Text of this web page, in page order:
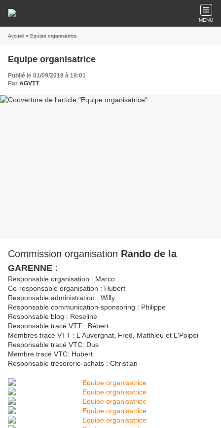
MENU
Accueil » Equipe organisatrice
Equipe organisatrice
Publié le 01/09/2018 à 19:01
Par AGVTT
Commission organisation Rando de la
GARENNE :
Responsable organisation : Marco
Co-responsable organisation : Hubert
Responsable administration : Willy
Responsable communication-sponsoring : Philippe
Responsable blog : Roseline
Responsable tracé VTT : Bébert
Membres tracé VTT : L'Auvergnat, Fred, Matthieu et L'Poipoi
Responsable tracé VTC: Dus
Membre tracé VTC: Hubert
Responsable trésorerie-achats : Christian